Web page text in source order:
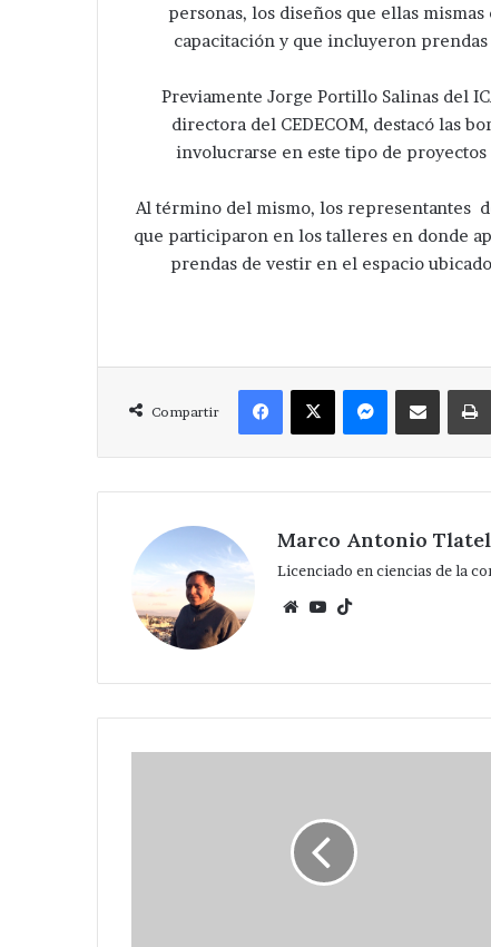
personas, los diseños que ellas
capacitación y que incluyeron
Previamente Jorge Portillo Salinas del
directora del CEDECOM, destacó las
involucrarse en este tipo de
Al término del mismo, los representantes
que participaron en los talleres en donde
prendas de vestir en el espacio
Compartir
Facebook
X MessengerCompartir via Correo
Marco Antonio
Licenciado en ciencias de la
WebsiteYouTube